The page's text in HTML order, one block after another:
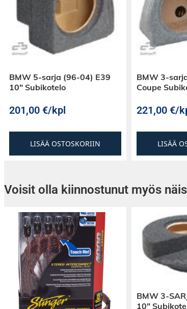
BMW 5-sarja (96-04) E39
10″ Subikotelo
201,00 €/kpl
LISÄÄ OSTOSKORIIN
BMW 3-
Coupe
221,00 €/
LISÄÄ
Voisit olla kiinnostunut myös
BMW 3-
10″